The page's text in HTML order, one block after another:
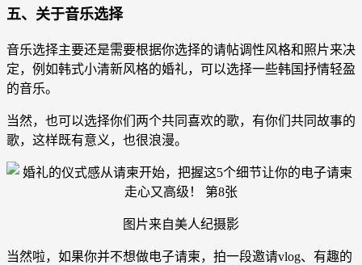
五、关于音乐选择
音乐选择主要还是需要根据你选择的请帖调性风格和照片来决
定，例如韩式小清新风格的婚礼，可以选择一些韩国抒情轻盈
的音乐。
当然，也可以选择你们两个共同喜欢的歌，有你们共同故事的
歌，这样既有意义，也很浪漫。
图片来自美人纪摄影
当然啦，如果你并不想做电子请柬，拍一段邀请vlog、有趣的